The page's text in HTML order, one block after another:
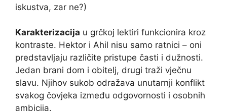
iskustva, zar ne?)
Karakterizacija u grčkoj lektiri funkcionira kroz
kontraste. Hektor i Ahil nisu samo ratnici – oni
predstavljaju različite pristupe časti i dužnosti.
Jedan brani dom i obitelj, drugi traži vječnu
slavu. Njihov sukob odražava unutarnji konflikt
svakog čovjeka između odgovornosti i osobnih
ambicija.